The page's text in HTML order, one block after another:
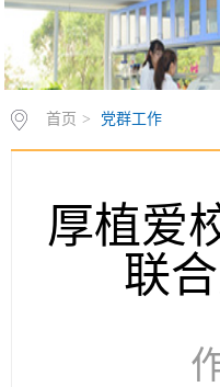
首页 > 党群工作
厚植爱
联